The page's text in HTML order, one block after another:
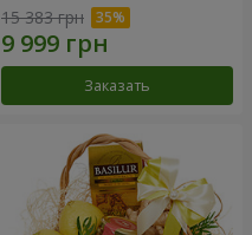
15 383 грн
Заказать